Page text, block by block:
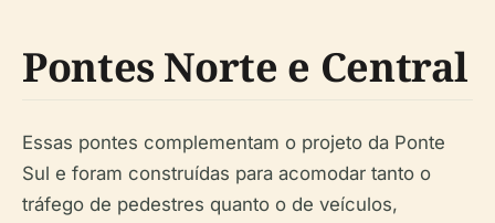
Pontes Norte e Central
Essas pontes complementam o projeto da Ponte
Sul e foram construídas para acomodar tanto o
tráfego de pedestres quanto o de veículos,